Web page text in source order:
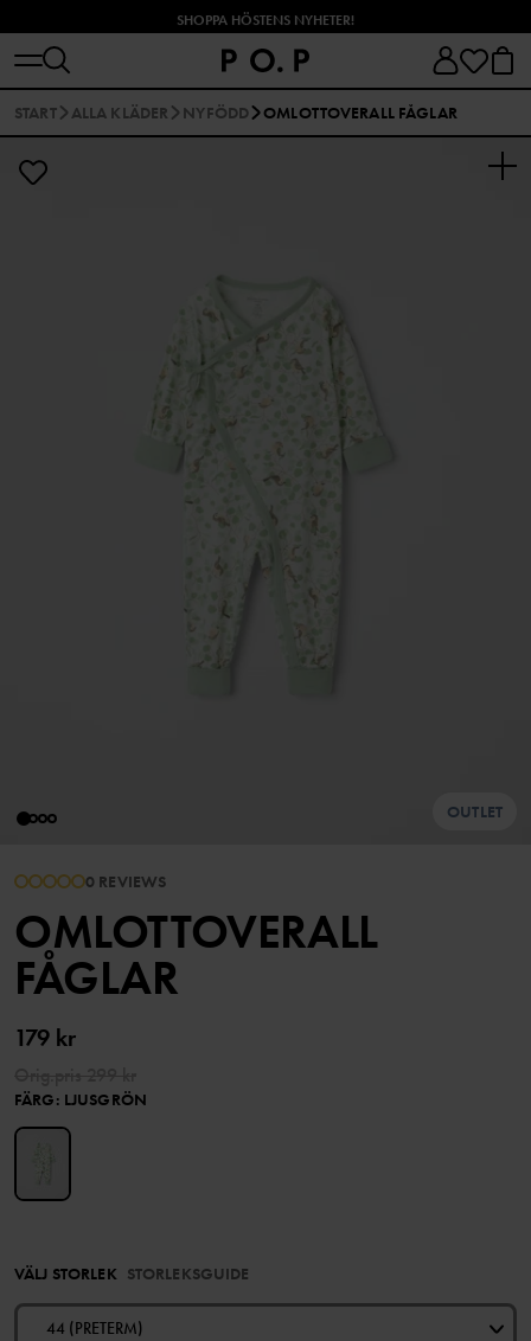
SHOPPA HÖSTENS NYHETER!
START ALLA KLÄDER NYFÖDD OMLOTTOVERALL FÅGLAR
OUTLET
0 REVIEWS
OMLOTTOVERALL
FÅGLAR
179 kr
FÄRG: LJUSGRÖN
VÄLJ STORLEK STORLEKSGUIDE
44 (PRETERM)